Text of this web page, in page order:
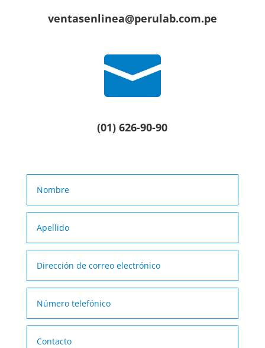
ventasenlinea@perulab.com.pe

(01) 626-90-90